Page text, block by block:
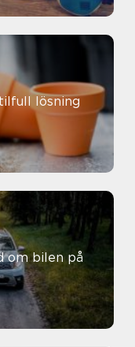
lösning